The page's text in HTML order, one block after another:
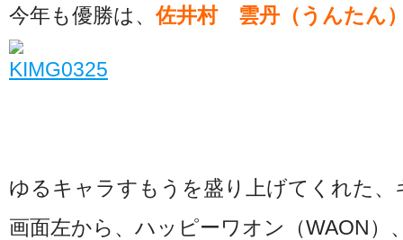
今年も優勝は、佐井村 雲丹（うんたん
ゆるキャラすもうを盛り上げてくれた、
画面左から、ハッピーワオン（WAON）